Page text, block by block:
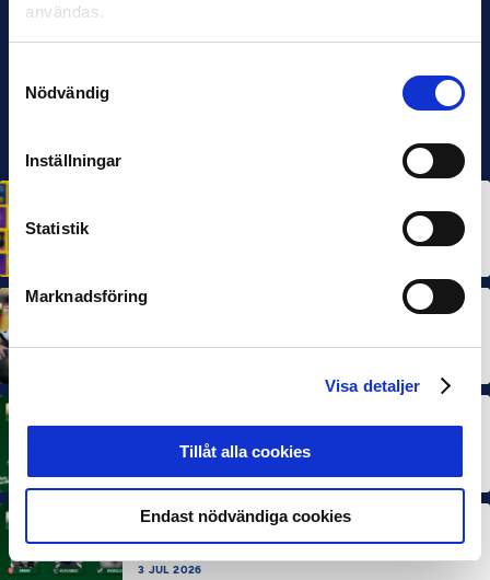
användas.
Nödvändig
Inställningar
Statistik
Marknadsföring
Visa detaljer
Tillåt alla cookies
Endast nödvändiga cookies
Svensk Elitfotboll lanserar Fotbollseffekten – en
rapport om Sveriges starkaste folkrörelse och
MÅNADENS SPELARE
Rösta på Månadens Spelare i juni
3 JUL 2026
3 JUL 2026